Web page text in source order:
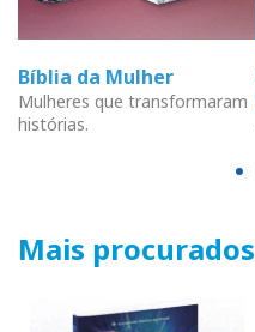
Bíblia da Mulher
Mulheres que transformaram
histórias.
Mais procurados